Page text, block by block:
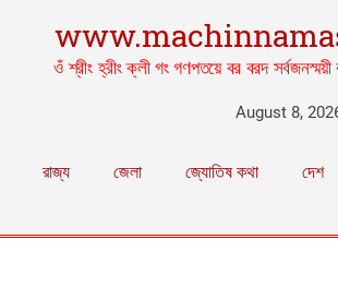
ওঁ শ্রীং হ্রীং ক্লী গং গণপতয়ে বর বরদ সর্বজনস্ময়ী
August 8,
রাজ্য জেলা জ্যোতিষ কথা দেশ